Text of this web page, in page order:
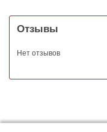
Отзывы
Нет отзывов